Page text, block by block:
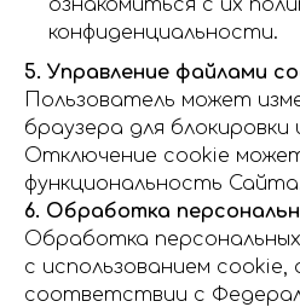
ознакомиться с их
конфиденциальности.
5. Управление файлами
Пользователь может
браузера для блокировки
Отключение cookie
функциональность
6. Обработка
Обработка
с использованием
соответствии с